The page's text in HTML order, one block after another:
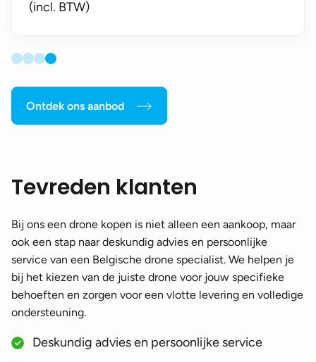
(incl. BTW)
Ontdek ons aanbod
Tevreden klanten
Bij ons een drone kopen is niet alleen een aankoop, maar
ook een stap naar deskundig advies en persoonlijke
service van een Belgische drone specialist. We helpen je
bij het kiezen van de juiste drone voor jouw specifieke
behoeften en zorgen voor een vlotte levering en volledige
ondersteuning.
Deskundig advies en persoonlijke service